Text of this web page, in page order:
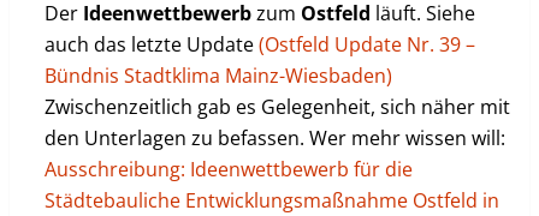
Der Ideenwettbewerbzum Ostfeld läuft. Siehe
auch das letzte Update(Ostfeld Update Nr. 39 –
Bündnis Stadtklima Mainz-Wiesbaden)
Zwischenzeitlich gab es Gelegenheit, sich näher mit
den Unterlagen zu befassen. Wer mehr wissen will:
Ausschreibung: Ideenwettbewerb für die
Städtebauliche Entwicklungsmaßnahme Ostfeld in